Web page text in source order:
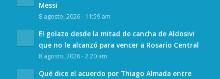
Messi
8 agosto, 2026 - 11:59 am
El golazo desde la mitad de cancha de Aldosivi
que no le alcanzó para vencer a Rosario Central
8 agosto, 2026 - 2:20 am
Qué dice el acuerdo por Thiago Almada entre